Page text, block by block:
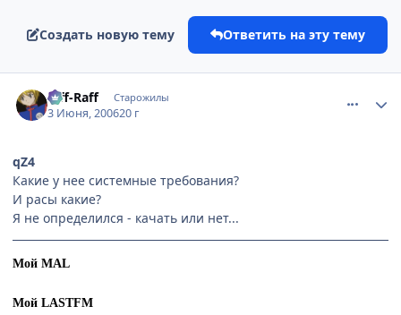
Создать новую тему Ответить на эту тему
Riff-Raff Старожилы
3 Июня, 200620 г
qZ4
Какие у нее системные требования?
И расы какие?
Я не определился - качать или нет...
Мой MAL
Мой LASTFM